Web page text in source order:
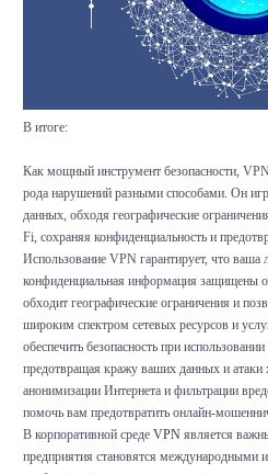
В итоге:
Как мощный инструмент безопасности,
рода нарушений разными способами. Он
данных, обходя географические
Fi, сохраняя конфиденциальность и
Использование VPN гарантирует, что ваша
конфиденциальная информация защищены
обходит географические ограничения и
широким спектром сетевых ресурсов и
обеспечить безопасность при
предотвращая кражу ваших данных и атаки
анонимизации Интернета и фильтрации
помочь вам предотвратить онлайн-
В корпоративной среде VPNявляется
предприятия становятся международными